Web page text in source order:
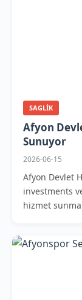
SAGLIK
Afyon
Sunuyor
2026-06-15
Afyon Devlet
investments
hizmet